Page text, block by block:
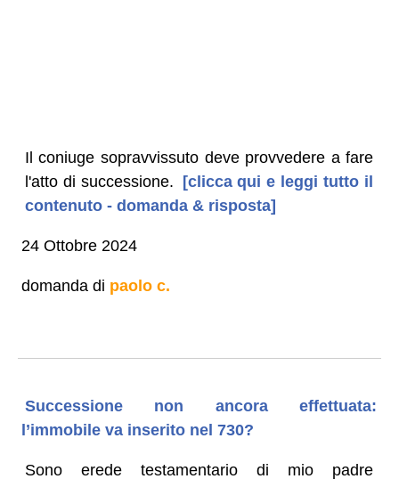
Il coniuge sopravvissuto deve provvedere a fare
l'atto di successione. [clicca qui e leggi tutto il
contenuto - domanda & risposta]
24 Ottobre 2024
domanda di paolo c.
Successione non ancora effettuata:
l’immobile va inserito nel 730?
Sono erede testamentario di mio padre